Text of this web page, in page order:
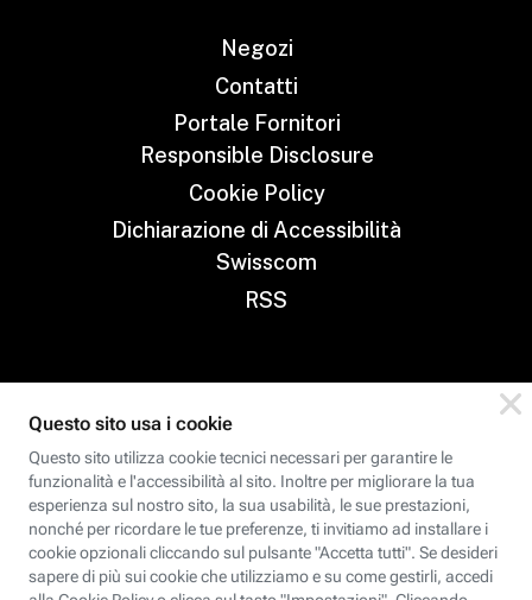
Negozi
Contatti
Portale Fornitori
Responsible Disclosure
Cookie Policy
Dichiarazione di Accessibilità
Swisscom
RSS